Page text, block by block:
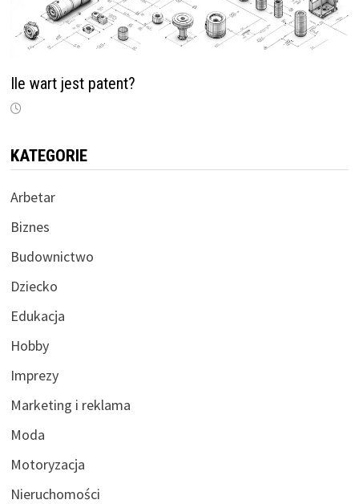
Ile wart jest patent?
KATEGORIE
Arbetar
Biznes
Budownictwo
Dziecko
Edukacja
Hobby
Imprezy
Marketing i reklama
Moda
Motoryzacja
Nieruchomości